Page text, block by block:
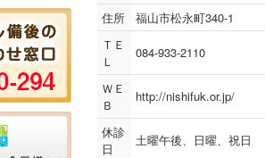
住所
福山市松永町340-1
ＴＥ
Ｌ
084-933-2110
ＷＥ
Ｂ
http://nishifuk.or.jp/
休診
日
土曜午後、日曜、祝日